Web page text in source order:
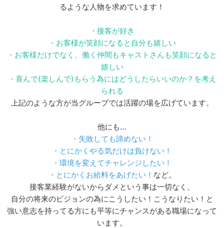
るような人物を求めています！
・接客が好き
・お客様が笑顔になると自分も嬉しい
・お客様だけでなく、働く仲間もキャストさんも笑顔になると
嬉しい
・喜んで(楽しんで)もらう為にはどうしたらいいのか？を考え
られる
上記のような方が当グループでは活躍の場を広げています。
他にも…
・失敗しても諦めない！
・とにかくやる気だけは負けない！
・環境を変えてチャレンジしたい！
・とにかくお給料をあげたい！ など。
接客業経験がないからダメという事は一切なく、
自分の将来のビジョンの為にこうしたい！こうなりたい！と
強い意志を持ってる方にも平等にチャンスがある職場になって
います。